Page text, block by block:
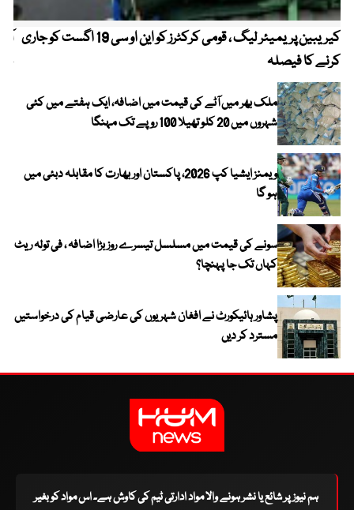
کیریبین پریمیئر لیگ ، قومی کرکٹرز کو این او سی 19 اگست کو جاری
کرنے کا فیصلہ
ملک بھر میں آٹے کی قیمت میں اضافہ، ایک ہفتے میں کئی
شہروں میں 20 کلو تھیلا 100 روپے تک مہنگا
ویمنز ایشیا کپ 2026، پاکستان اور بھارت کا مقابلہ دبئی میں
ہو گا
سونے کی قیمت میں مسلسل تیسرے روز بڑا اضافہ ، فی تولہ ریٹ
کہاں تک جا پہنچا؟
پشاور ہائیکورٹ نے افغان شہریوں کی عارضی قیام کی درخواستیں
مسترد کر دیں
ہم نیوز پر شائع یا نشر ہونے والا مواد ادارتی ٹیم کی کاوش ہے۔ اس مواد کو بغیر